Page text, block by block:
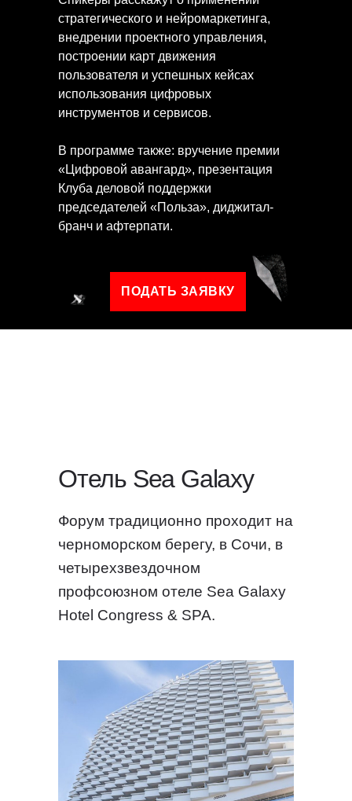
стратегического и нейромаркетинга,
внедрении проектного управления,
построении карт движения
пользователя и успешных кейсах
использования цифровых
инструментов и сервисов.
В программе также: вручение премии
«Цифровой авангард», презентация
Клуба деловой поддержки
председателей «Польза», диджитал-
бранч и афтерпати.
ПОДАТЬ ЗАЯВКУ
Отель Sea Galaxy
Форум традиционно проходит на
черноморском берегу, в Сочи, в
четырехзвездочном
профсоюзном отеле Sea Galaxy
Hotel Congress & SPA.